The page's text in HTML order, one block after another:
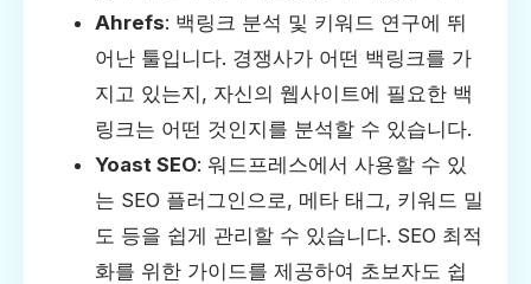
Ahrefs: 백링크 분석 및 키워드 연구에 뛰
어난 툴입니다. 경쟁사가 어떤 백링크를 가
지고 있는지, 자신의 웹사이트에 필요한 백
링크는 어떤 것인지를 분석할 수 있습니다.
Yoast SEO: 워드프레스에서 사용할 수 있
는 SEO 플러그인으로, 메타 태그, 키워드 밀
도 등을 쉽게 관리할 수 있습니다. SEO 최적
화를 위한 가이드를 제공하여 초보자도 쉽